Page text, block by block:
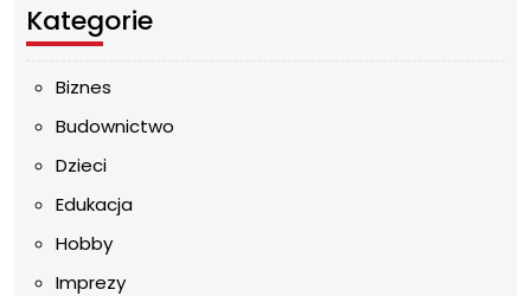
Kategorie
Biznes
Budownictwo
Dzieci
Edukacja
Hobby
Imprezy